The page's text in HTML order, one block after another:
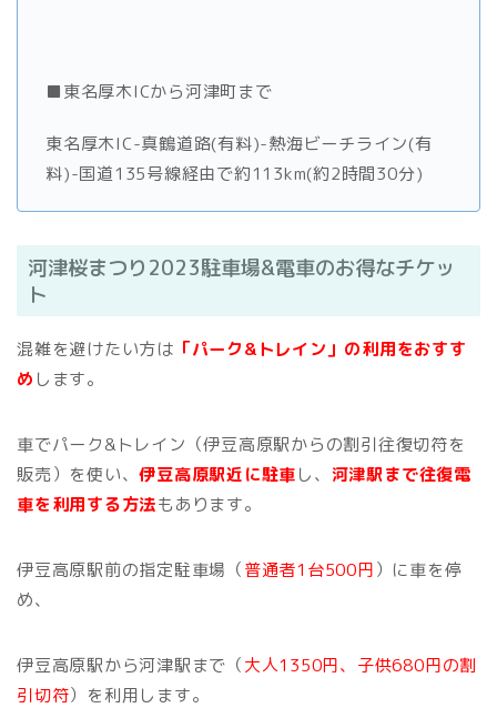
■東名厚木ICから河津町まで
東名厚木IC-真鶴道路(有料)-熱海ビーチライン(有
料)-国道135号線経由で約113km(約2時間30分)
河津桜まつり2023駐車場&電車のお得なチケッ
ト
混雑を避けたい方は 「パーク&トレイン」の利用をおすす
め します。
車でパーク&トレイン（伊豆高原駅からの割引往復切符を
販売）を使い、伊豆高原駅近に駐車し、 河津駅まで往復電
車を利用する方法もあります。
伊豆高原駅前の指定駐車場（普通者1台500円）に車を停
め、
伊豆高原駅から河津駅まで（大人1350円、子供680円の割
引切符）を利用します。